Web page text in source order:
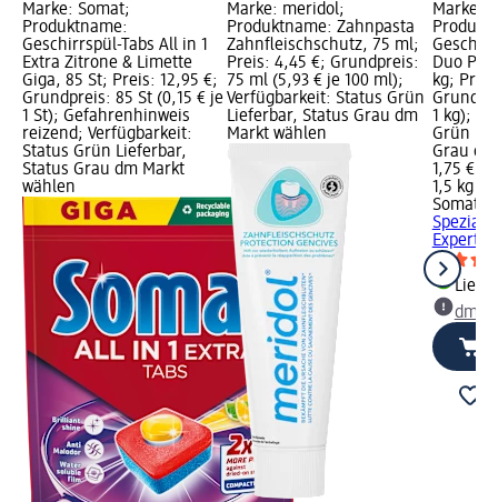
Marke: Somat;
Produktname:
Geschirrspül-Tabs All in 1
Extra Zitrone & Limette
Giga, 85 St; Preis: 12,95 €;
Grundpreis: 85 St (0,15 € je
1 St); Gefahrenhinweis
reizend; Verfügbarkeit:
Status Grün Lieferbar,
Status Grau dm Markt
wählen
Marke: meridol;
Produktname: Zahnpasta
Zahnfleischschutz, 75 ml;
Preis: 4,45 €; Grundpreis:
75 ml (5,93 € je 100 ml);
Verfügbarkeit: Status Grün
Lieferbar, Status Grau dm
Markt wählen
Marke:
Duo
kg;
1 kg);
Grün
Grau
1,75 €
1,5 kg
Somat
Spezial
dm